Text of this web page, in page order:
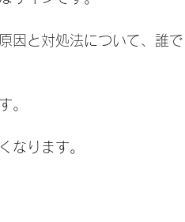
因と対処法について、誰
。
なります。